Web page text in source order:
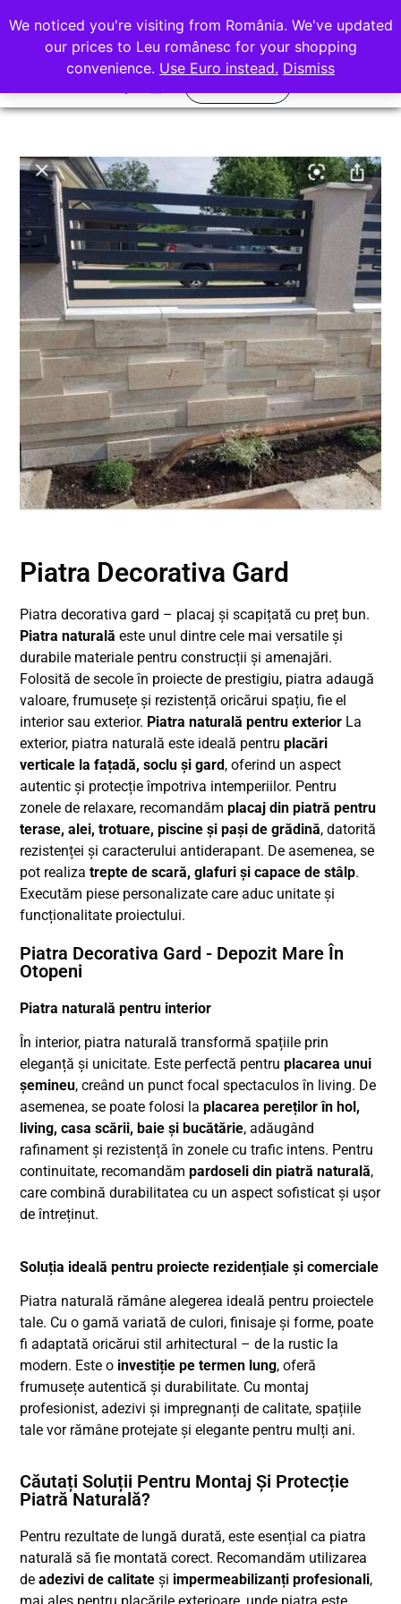
office@rocasdecor.ro
+40 736 388 206
Piatra Decorativa Gard
Piatra decorativa gard – placaj și scapițată cu preț bun.
Piatra naturală este unul dintre cele mai versatile și
durabile materiale pentru construcții și amenajări.
Folosită de secole în proiecte de prestigiu, piatra adaugă
valoare, frumusețe și rezistență oricărui spațiu, fie el
interior sau exterior. Piatra naturală pentru exterior La
exterior, piatra naturală este ideală pentruplacări
verticale la fațadă, soclu și gard, oferind un aspect
autentic și protecție împotriva intemperiilor. Pentru
zonele de relaxare, recomandămplacaj din piatră pentru
terase, alei, trotuare, piscine și pași de grădină, datorită
rezistenței și caracterului antiderapant. De asemenea, se
pot realizatrepte de scară, glafuri și capace de stâlp.
Executăm piese personalizate care aduc unitate și
funcționalitate proiectului.
Piatra Decorativa Gard - Depozit Mare În
Otopeni
Piatra naturală pentru interior
În interior, piatra naturală transformă spațiile prin
eleganță și unicitate. Este perfectă pentruplacarea unui
șemineu, creând un punct focal spectaculos în living. De
asemenea, se poate folosi laplacarea pereților în hol,
living, casa scării, baie și bucătărie, adăugând
rafinament și rezistență în zonele cu trafic intens. Pentru
continuitate, recomandămpardoseli din piatră naturală,
care combină durabilitatea cu un aspect sofisticat și ușor
de întreținut.
Soluția ideală pentru proiecte rezidențiale și comerciale
Piatra naturală rămâne alegerea ideală pentru proiectele
tale. Cu o gamă variată de culori, finisaje și forme, poate
fi adaptată oricărui stil arhitectural – de la rustic la
modern. Este o investiție pe termen lung, oferă
frumusețe autentică și durabilitate. Cu montaj
profesionist, adezivi și impregnanți de calitate, spațiile
tale vor rămâne protejate și elegante pentru mulți ani.
Căutați Soluții Pentru Montaj Și Protecție
Piatră Naturală?
Pentru rezultate de lungă durată, este esențial ca piatra
naturală să fie montată corect. Recomandăm utilizarea
deadezivi de calitate și impermeabilizanți profesionali,
mai ales pentru placările exterioare, unde piatra este
We noticed you're visiting from România. We've updated
our prices to Leu românesc for your shopping
convenience. Use Euro instead. Dismiss